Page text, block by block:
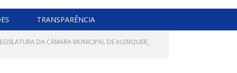
TRANSPARÊNCIA
DA CÂMARA MUNICIPAL DE ALENQUER,